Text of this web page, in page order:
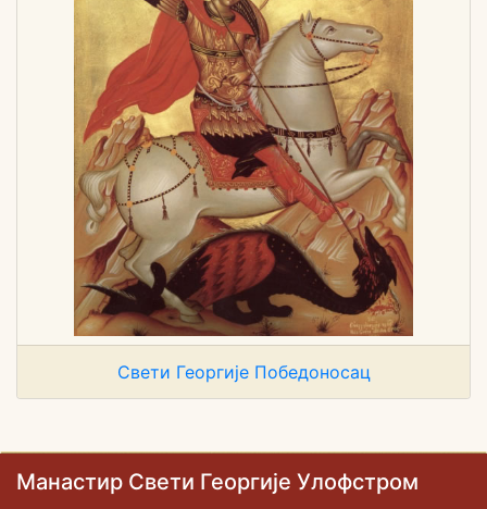
Свети Георгије Победоносац
Манастир Свети Георгије Улофстром